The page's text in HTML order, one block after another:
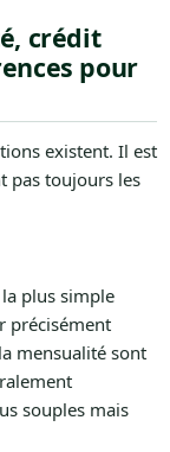
crédit
pour
existent. Il est
pas toujours les
plus simple
précisément
mensualité sont
souples mais